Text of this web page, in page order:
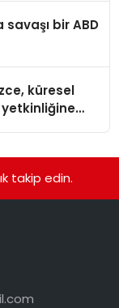
bir ABD
küresel
takip edin.